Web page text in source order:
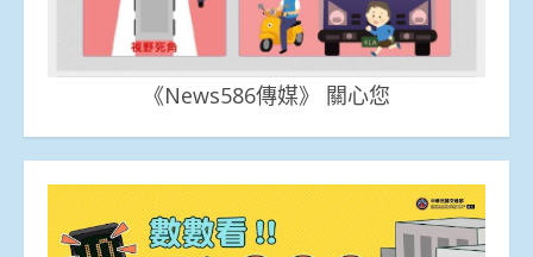
《News586傳媒》 關心您